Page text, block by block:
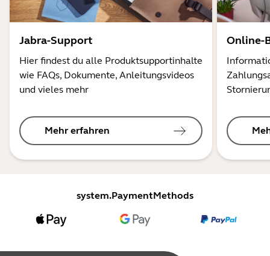
Jabra-Support
Hier findest du alle Produktsupportinhalte
wie FAQs, Dokumente, Anleitungsvideos
und vieles mehr
Mehr erfahren
Online-
system.PaymentMethods